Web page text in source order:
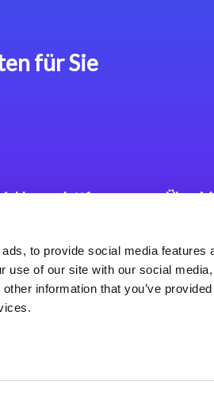
to provide social media features
use of our site with our social
information that you’ve
für Sie
Web Application
Über